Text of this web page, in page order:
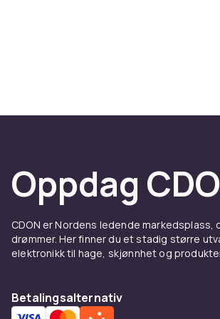
Oppdag
CDON er Nordens ledende
drømmer. Her finner du et stadig større
elektronikk til hage, skjønnhet og
Betalingsalternativ